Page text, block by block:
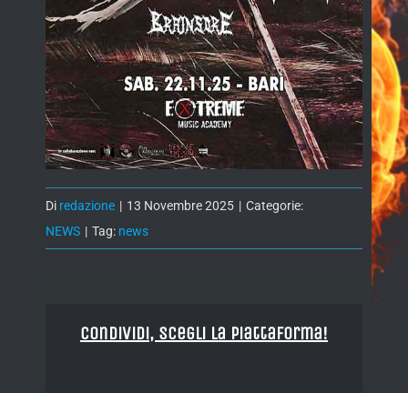
Di redazione | 13 Novembre 2025 | Categorie:
NEWS | Tag: news
Condividi, Scegli la piattaforma!